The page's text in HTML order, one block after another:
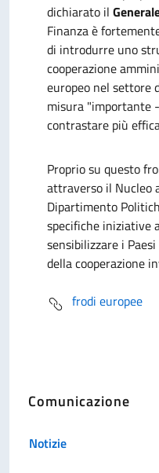
dichiarato il
Finanza è
di introdurre uno
cooperazione
europeo nel settore
misura "importante
contrastare più
Proprio su questo
attraverso il Nucleo
Dipartimento
specifiche iniziative
sensibilizzare i
della cooperazione
frodi europee
Comunicazione
Notizie